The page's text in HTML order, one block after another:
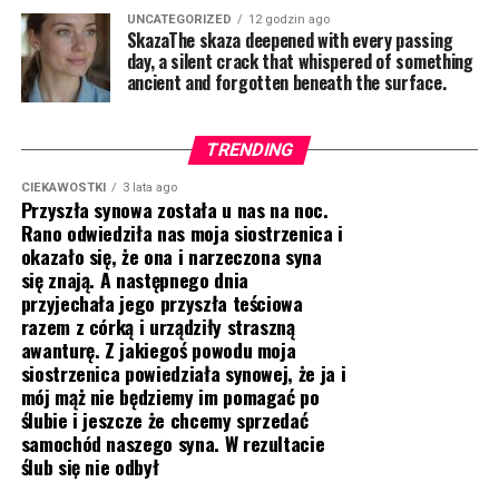
UNCATEGORIZED 12 godzin ago
SkazaThe skaza deepened with every passing
day, a silent crack that whispered of something
ancient and forgotten beneath the surface.
TRENDING
CIEKAWOSTKI 3 lata ago
Przyszła synowa została u nas na noc.
Rano odwiedziła nas moja siostrzenica i
okazało się, że ona i narzeczona syna
się znają. A następnego dnia
przyjechała jego przyszła teściowa
razem z córką i urządziły straszną
awanturę. Z jakiegoś powodu moja
siostrzenica powiedziała synowej, że ja i
mój mąż nie będziemy im pomagać po
ślubie i jeszcze że chcemy sprzedać
samochód naszego syna. W rezultacie
ślub się nie odbył